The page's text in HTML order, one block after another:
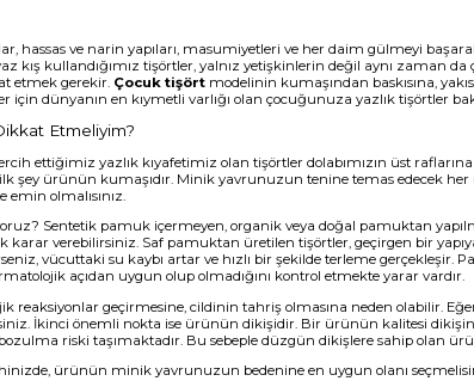
hassas ve narin yapıları, masumiyetleri ve her daim gülmeyi
kış kullandığımız tişörtler, yalnız yetişkinlerin değil aynı
etmek gerekir. Çocuk tişört modelinin kumaşından baskısına,
için dünyanın en kıymetli varlığı olan çocuğunuza yazlık tişörtler
Etmeliyim?
ettiğimiz yazlık kıyafetimiz olan tişörtler dolabımızın üst
şey ürünün kumaşıdır. Minik yavrunuzun tenine temas edecek
olmalısınız.
Sentetik pamuk içermeyen, organik veya doğal pamuktan
karar verebilirsiniz. Saf pamuktan üretilen tişörtler, geçirgen bir
vücuttaki su kaybı artar ve hızlı bir şekilde terleme gerçekleşir.
açıdan uygun olup olmadığını kontrol etmekte yarar vardır.
geçirmesine, cildinin tahriş olmasına neden olabilir.
İkinci önemli nokta ise ürünün dikişidir. Bir ürünün kalitesi
riski taşımaktadır. Bu sebeple düzgün dikişlere sahip olan
ürünün minik yavrunuzun bedenine en uygun olanı